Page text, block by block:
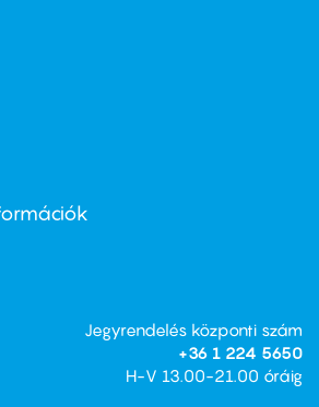
Jegyrendelés központi szám
+36 1 224 5650
H-V 13.00-21.00 óráig